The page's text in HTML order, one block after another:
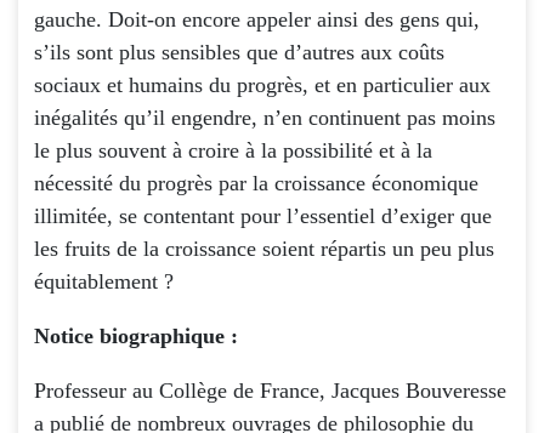
gauche. Doit-on encore appeler ainsi des gens qui,
s’ils sont plus sensibles que d’autres aux coûts
sociaux et humains du progrès, et en particulier aux
inégalités qu’il engendre, n’en continuent pas moins
le plus souvent à croire à la possibilité et à la
nécessité du progrès par la croissance économique
illimitée, se contentant pour l’essentiel d’exiger que
les fruits de la croissance soient répartis un peu plus
équitablement ?
Notice biographique :
Professeur au Collège de France, Jacques Bouveresse
a publié de nombreux ouvrages de philosophie du